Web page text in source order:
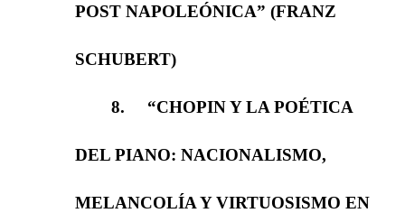
POST NAPOLEÓNICA” (FRANZ
SCHUBERT)
8. “CHOPIN Y LA POÉTICA
DEL PIANO: NACIONALISMO,
MELANCOLÍA Y VIRTUOSISMO EN